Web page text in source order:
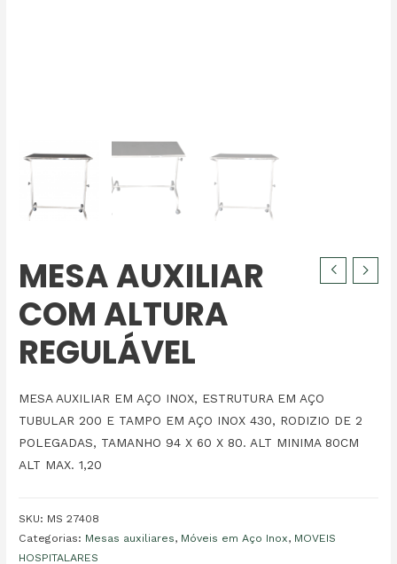
MESA AUXILIAR
COM ALTURA
REGULÁVEL
MESA AUXILIAR EM AÇO INOX, ESTRUTURA EM AÇO
TUBULAR 200 E TAMPO EM AÇO INOX 430, RODIZIO DE 2
POLEGADAS, TAMANHO 94 X 60 X 80. ALT MINIMA 80CM
ALT MAX. 1,20
SKU: MS 27408
Categorias: Mesas auxiliares, Móveis em Aço Inox, MOVEIS
HOSPITALARES